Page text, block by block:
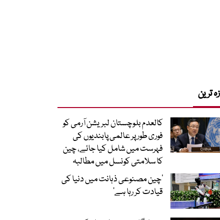
ترین
کالعدم بلوچستان لبریشن آرمی کو
فوری طور پر عالمی پابندیوں کی
فہرست میں شامل کیا جائے، چین
کا سلامتی کونسل میں مطالبہ
’چین مصنوعی ذہانت میں دنیا کی
قیادت کر رہا ہے‘